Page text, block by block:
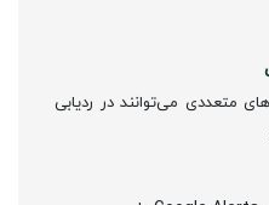
متعددی می‌توانند در ردیابی